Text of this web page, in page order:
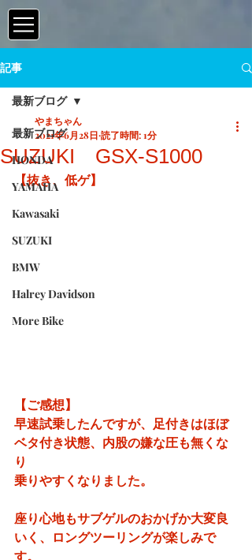
記事
最新ブログ
HONDA
YAMAHA
Kawasaki
SUZUKI
BMW
Halrey Davidson
More Bike
最新ブログ
SUZUKI GSX-S1000
やまちゃん
2021年6月28日 読了時間: 1分
【抜き、低ゲ】
【ご感想】
早速試乗したんですが、足付きはほぼ
ベタ付き状態、内股の嫌な圧も無くな
り
乗りやすくなりました。
座り心地もサブゲルのおかげか大変良
いく、ロングツーリングが楽しみで
す。